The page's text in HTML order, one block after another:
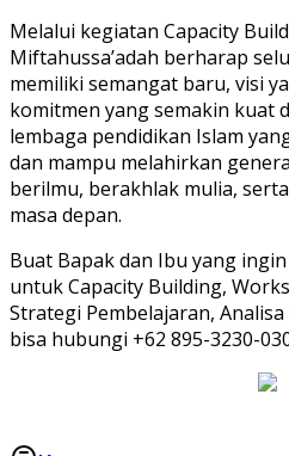
Melalui kegiatan Capacity
Miftahussa’adah berharap
memiliki semangat baru, visi
komitmen yang semakin kuat
lembaga pendidikan Islam
dan mampu melahirkan
berilmu, berakhlak mulia,
masa depan.
Buat Bapak dan Ibu yang
untuk Capacity Building,
Strategi Pembelajaran,
bisa hubungi +62 895-3230-